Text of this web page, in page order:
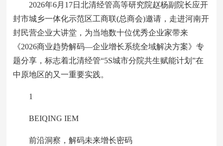
2026年6月17日北清经管高等研究院赵杨副院长应开
封市城乡一体化示范区工商联(总商会)邀请，走进河南开
封民营企业大讲堂，为当地数十位优秀企业家带来
《2026商业趋势解码—企业增长系统全域解决方案》专
题分享，标志着北清经管“5S城市分院共生赋能计划”在
中原地区的又一重要实践。
1
BEIQING IEM
前沿洞察，解码未来增长密码